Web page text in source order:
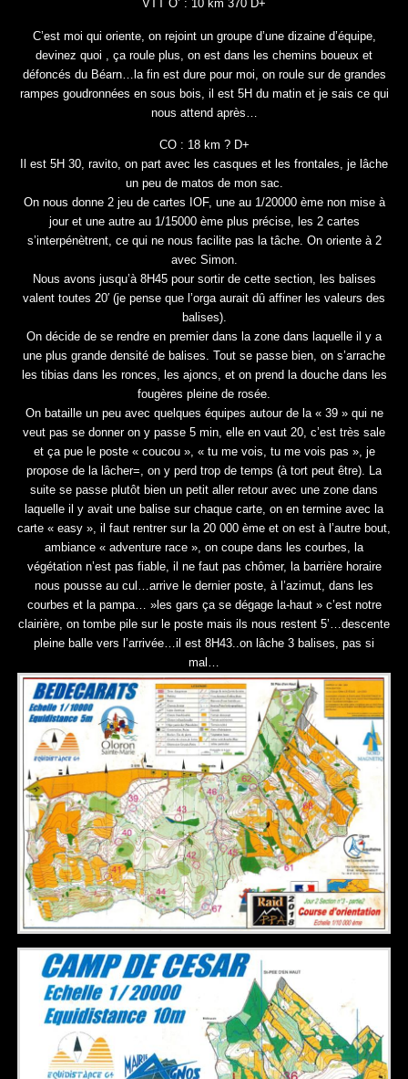
VTT O’ : 10 km 370 D+
C’est moi qui oriente, on rejoint un groupe d’une dizaine d’équipe,
devinez quoi , ça roule plus, on est dans les chemins boueux et
défoncés du Béarn…la fin est dure pour moi, on roule sur de grandes
rampes goudronnées en sous bois, il est 5H du matin et je sais ce qui
nous attend après…
CO : 18 km ? D+
Il est 5H 30, ravito, on part avec les casques et les frontales, je lâche
un peu de matos de mon sac.
On nous donne 2 jeu de cartes IOF, une au 1/20000 ème non mise à
jour et une autre au 1/15000 ème plus précise, les 2 cartes
s’interpénètrent, ce qui ne nous facilite pas la tâche. On oriente à 2
avec Simon.
Nous avons jusqu’à 8H45 pour sortir de cette section, les balises
valent toutes 20′ (je pense que l’orga aurait dû affiner les valeurs des
balises).
On décide de se rendre en premier dans la zone dans laquelle il y a
une plus grande densité de balises. Tout se passe bien, on s’arrache
les tibias dans les ronces, les ajoncs, et on prend la douche dans les
fougères pleine de rosée.
On bataille un peu avec quelques équipes autour de la « 39 » qui ne
veut pas se donner on y passe 5 min, elle en vaut 20, c’est très sale
et ça pue le poste « coucou », « tu me vois, tu me vois pas », je
propose de la lâcher=, on y perd trop de temps (à tort peut être). La
suite se passe plutôt bien un petit aller retour avec une zone dans
laquelle il y avait une balise sur chaque carte, on en termine avec la
carte « easy », il faut rentrer sur la 20 000 ème et on est à l’autre bout,
ambiance « adventure race », on coupe dans les courbes, la
végétation n’est pas fiable, il ne faut pas chômer, la barrière horaire
nous pousse au cul…arrive le dernier poste, à l’azimut, dans les
courbes et la pampa… »les gars ça se dégage la-haut » c’est notre
clairière, on tombe pile sur le poste mais ils nous restent 5’…descente
pleine balle vers l’arrivée…il est 8H43..on lâche 3 balises, pas si
mal…